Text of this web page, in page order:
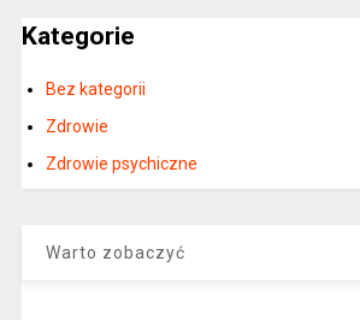
Kategorie
Bez kategorii
Zdrowie
Zdrowie psychiczne
Warto zobaczyć